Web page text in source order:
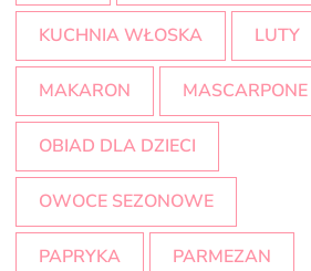
KUCHNIA WŁOSKA LUTY
MAKARON MASCARPONE
OBIAD DLA DZIECI
OWOCE SEZONOWE
PAPRYKA PARMEZAN